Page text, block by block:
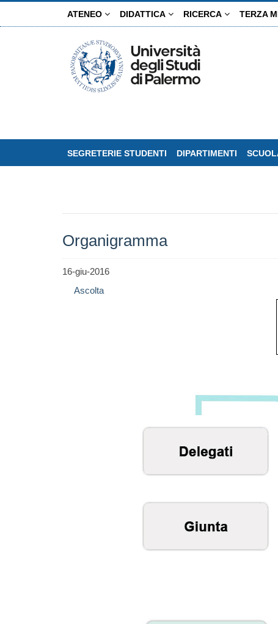
ATENEO DIDATTICA RICERCA TERZA
SEGRETERIE STUDENTI DIPARTIMENTI
Organigramma
16-giu-2016
Ascolta